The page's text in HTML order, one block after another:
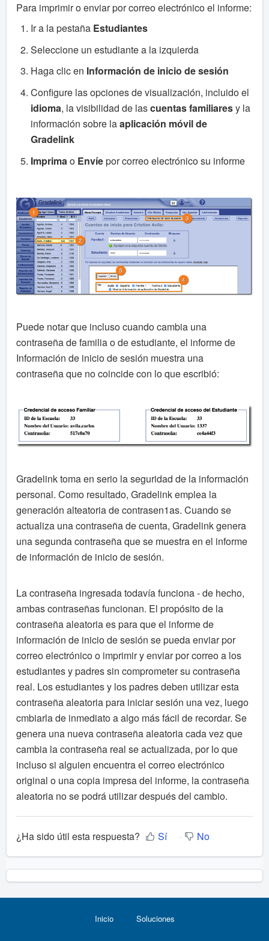
Para imprimir o enviar por correo electrónico el informe:
Ir a la pestaña Estudiantes
Seleccione un estudiante a la izquierda
Haga clic en Información de inicio de sesión
Configure las opciones de visualización, incluido el
idioma, la visibilidad de lascuentas familiaresy la
información sobre laaplicación móvil de
Gradelink
Imprimao Envíepor correo electrónico su informe
Puede notar que incluso cuando cambia una
contraseña de familia o de estudiante, el informe de
Información de inicio de sesión muestra una
contraseña que no coincide con lo que escribió:
Gradelink toma en serio la seguridad de la información
personal. Como resultado, Gradelink emplea la
generación alteatoria de contrasen1as. Cuando se
actualiza una contraseña de cuenta, Gradelink genera
una segunda contraseña que se muestra en el informe
de información de inicio de sesión.
La contraseña ingresada todavía funciona - de hecho,
ambas contraseñas funcionan. El propósito de la
contraseña aleatoria es para que el informe de
información de inicio de sesión se pueda enviar por
correo electrónico o imprimir y enviar por correo a los
estudiantes y padres sin comprometer su contraseña
real. Los estudiantes y los padres deben utilizar esta
contraseña aleatoria para iniciar sesión una vez, luego
cmbiarla de inmediato a algo más fácil de recordar. Se
genera una nueva contraseña aleatoria cada vez que
cambia la contraseña real se actualizada, por lo que
incluso si alguien encuentra el correo electrónico
original o una copia impresa del informe, la contraseña
aleatoria no se podrá utilizar después del cambio.
¿Ha sido útil esta respuesta? Sí No
Inicio Soluciones